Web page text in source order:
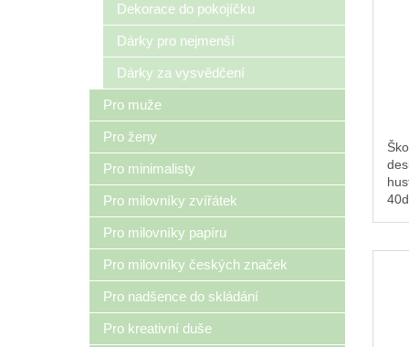
Dekorace do pokojíčku
Dárky pro nejmenší
Dárky za vysvědčení
Pro muže
Pro ženy
Pro minimalisty
Pro milovníky zvířátek
Pro milovníky papíru
Pro milovníky českých značek
Pro nadšence do skládání
Pro kreativní duše